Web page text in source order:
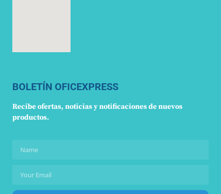
BOLETÍN OFICEXPRESS
Recibe ofertas, noticias y notificaciones de nuevos
productos.